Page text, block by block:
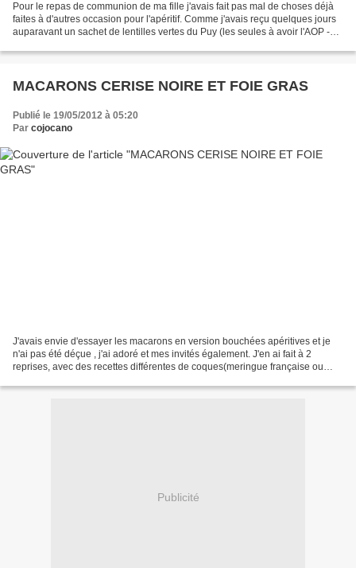
Pour le repas de communion de ma fille j'avais fait pas mal de choses déjà
faites à d'autres occasion pour l'apéritif. Comme j'avais reçu quelques jours
auparavant un sachet de lentilles vertes du Puy (les seules à avoir l'AOP -
MACARONS CERISE NOIRE ET FOIE GRAS
Publié le 19/05/2012 à 05:20
Par cojocano
J'avais envie d'essayer les macarons en version bouchées apéritives et je
n'ai pas été déçue , j'ai adoré et mes invités également. J'en ai fait à 2
reprises, avec des recettes différentes de coques(meringue française ou
Publicité